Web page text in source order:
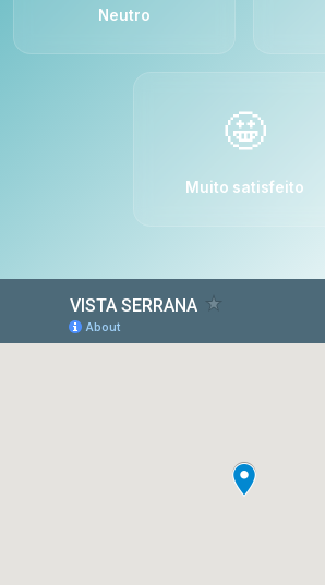
Neutro
🤩
Muito satisfeito